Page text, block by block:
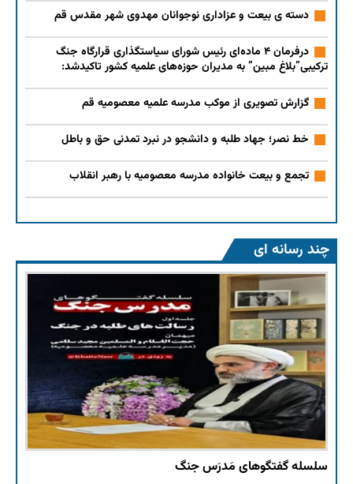
دسته ی بیعت و عزاداری نوجوانان مهدوی شهر مقدس قم
درفرمان ۴ ماده‌ای رئیس شورای سیاستگذاری قرارگاه جنگ
ترکیبی”بلاغ مبین” به مدیران حوزه‌های علمیه کشور تاکیدشد:
گزارش تصویری از موکب مدرسه علمیه معصومیه قم
خط نصر؛ جهاد طلبه و دانشجو در نبرد تمدنی حق و باطل
تجمع و بیعت خانواده مدرسه معصومیه با رهبر انقلاب
چند رسانه ای
سلسله گفتگوهای مَدرَس جنگ